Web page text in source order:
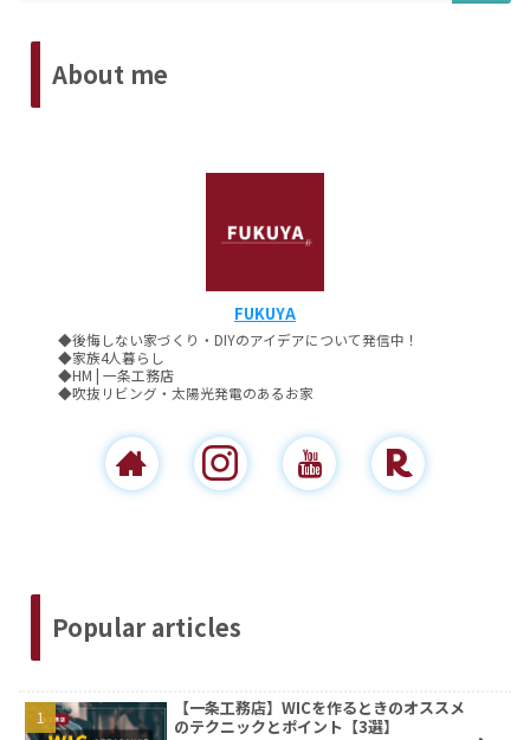
About me
FUKUYA
◆後悔しない家づくり・DIYのアイデアについて発信中！
◆家族4人暮らし
◆HM | 一条工務店
◆吹抜リビング・太陽光発電のあるお家
Popular articles
【一条工務店】WICを作るときのオススメ
のテクニックとポイント【3選】